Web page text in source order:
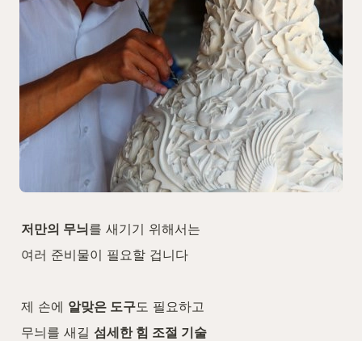
저만의 무늬를 새기기 위해서는
여러 준비물이 필요할 겁니다
제 손에 알맞은 도구도 필요하고
무늬를 새길 섬세한 힘 조절 기술